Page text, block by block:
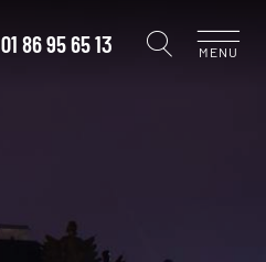
01 86 95 65 13 MENU